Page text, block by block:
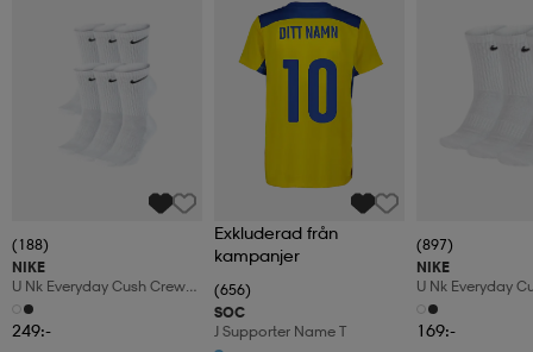
(188)
NIKE
U Nk Everyday Cush Crew
6pr-Bd
249:-
Exkluderad från
kampanjer
(656)
SOC
J Supporter Name T
(897)
NIKE
U Nk Everyday
3pr
169:-